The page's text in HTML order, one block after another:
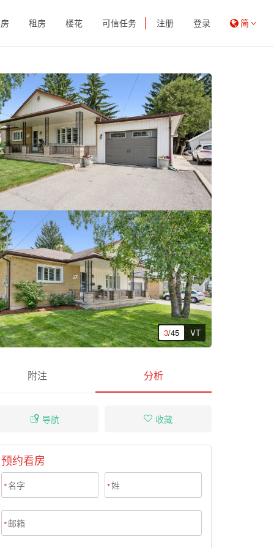
租房 楼花 可信任务 注册 登录 简
3/45 VT
附注 分析
导航 收藏
预约看房
* *
*